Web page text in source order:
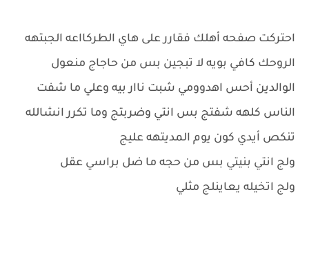
احتركت صفحه أهلك فقارر على هاي الطركااعه الجبتهه
الروحك كافي بويه لا تبجين بس من حاجاج منعول
الوالدين أحس اهدوومي شبت ناار بيه وعلي ما شفت
الناس كلهه شفتج بس انتي وضربتج وما تكرر انشالله
تنكص أيدي كون يوم المديتهه عليج
ولج انتي بنيتي بس من حجه ما ضل براسي عقل
ولج اتخيله يعاينلج مثلي